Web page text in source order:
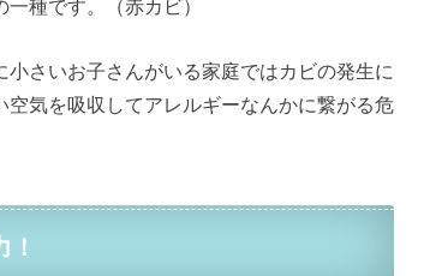
種です。（赤カビ）
さいお子さんがいる家庭ではカビの発生に
気を吸収してアレルギーなんかに繋がる危